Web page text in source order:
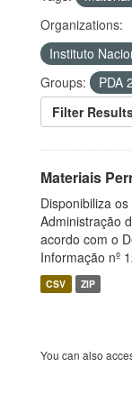
Organizations:
Instituto
Groups:
PDA
Filter
Materiais
Disponibiliza
Administração
acordo com o
Informação nº
CSV ZIP
You can also